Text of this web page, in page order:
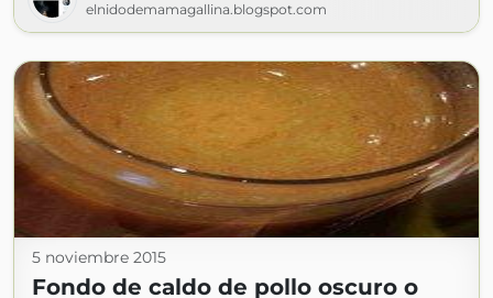
elnidodemamagallina.blogspot.com
5 noviembre 2015
Fondo de caldo de pollo oscuro o